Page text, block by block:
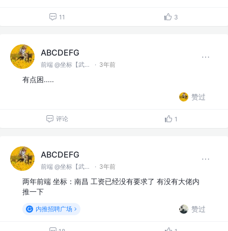
11 3
ABCDEFG
前端 @坐标【武汉】 · 3年前
有点困.....
赞过
评论 1
ABCDEFG
前端 @坐标【武汉】 · 3年前
两年前端 坐标：南昌 工资已经没有要求了 有没有大佬内
推一下
内推招聘广场 赞过